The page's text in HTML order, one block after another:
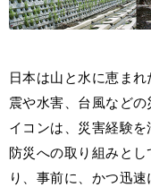
日本は山と水に恵ま
震や水害、台風など
イコンは、災害経験
防災への取り組みと
り、事前に、かつ迅